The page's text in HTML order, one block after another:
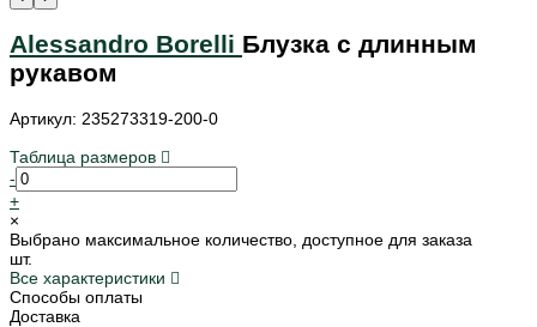
Alessandro Borelli Блузка с длинным
рукавом
Артикул: 235273319-200-0
Таблица размеров
-
+
×
Выбрано максимальное количество, доступное для заказа
шт.
Все характеристики
Способы оплаты
Доставка